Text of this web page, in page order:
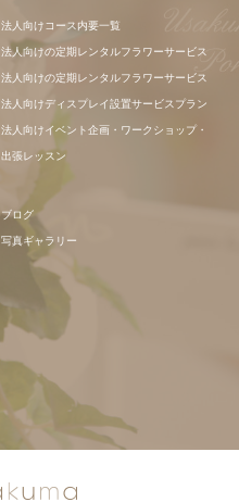
ンジメント
法人向けコース内要一覧
法人向けの定期レンタルフラワーサービス
法人向けの定期レンタルフラワーサービス
法人向けディスプレイ設置サービスプラン
法人向けイベント企画・ワークショップ・
出張レッスン
ブログ
写真ギャラリー